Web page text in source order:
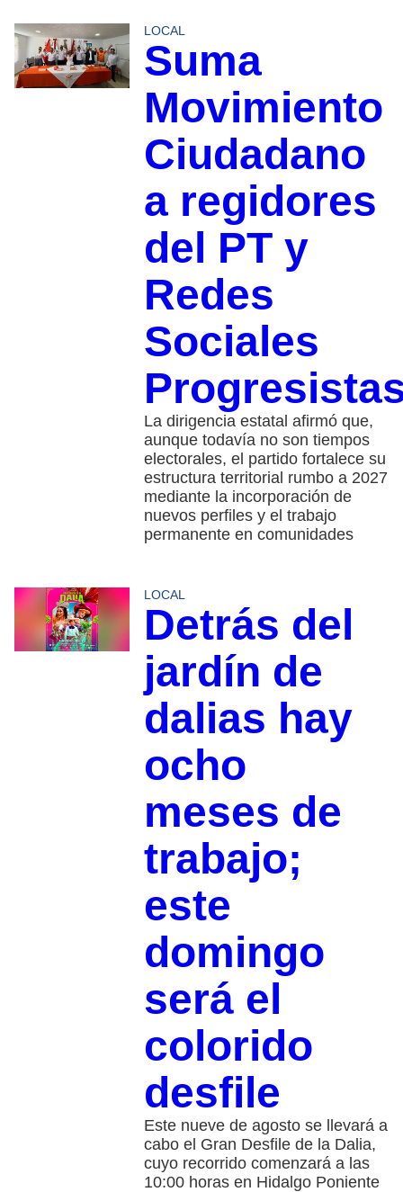
LOCAL
Suma
Movimiento
Ciudadano
a regidores
del PT y
Redes
Sociales
La dirigencia estatal afirmó que,
aunque todavía no son tiempos
electorales, el partido fortalece su
estructura territorial rumbo a 2027
mediante la incorporación de
nuevos perfiles y el trabajo
permanente en comunidades
LOCAL
Detrás del
jardín de
dalias hay
ocho
meses de
trabajo;
este
domingo
será el
colorido
desfile
Este nueve de agosto se llevará a
cabo el Gran Desfile de la Dalia,
cuyo recorrido comenzará a las
10:00 horas en Hidalgo Poniente